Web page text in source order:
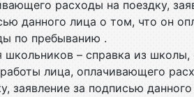
расходы на поездку,
данного лица о том, что он
по пребыванию .
школьников – справка из школы,
лица, оплачивающего
заявление за подписью